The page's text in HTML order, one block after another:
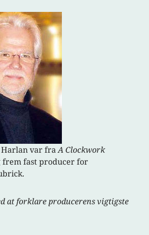
Harlan var fraA Clockwork
frem fast producer for
at forklare producerens vigtigste